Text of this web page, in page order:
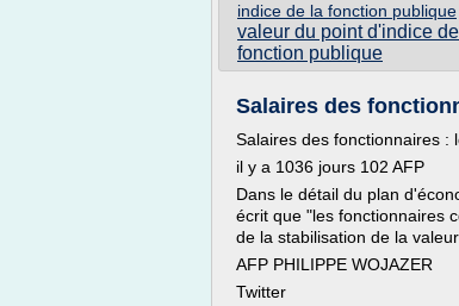
indice de la fonction publique
valeur du point d'indice
fonction publique
Salaires des
Salaires des fonctionnaires :
il y a 1036 jours 102 AFP
Dans le détail du plan
écrit que "les fonctionnaires
de la stabilisation de la
AFP PHILIPPE WOJAZER
Twitter